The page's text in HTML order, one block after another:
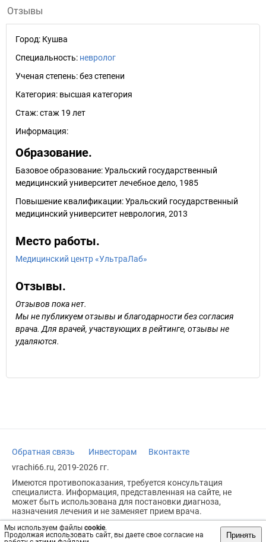
Мы используем файлы cookie.
Продолжая использовать сайт, вы даете свое согласие на
Принять
Отзывы
Город: Кушва
Специальность: невролог
Ученая степень:без степени
Категория: высшая категория
Стаж:стаж 19 лет
Информация:
Образование.
Базовое образование: Уральский государственный
медицинский университет лечебное дело, 1985
Повышение квалификации: Уральский государственный
медицинский университет неврология, 2013
Место работы.
Медицинский центр «УльтраЛаб»
Отзывы.
Отзывов пока нет.
Мы не публикуем отзывы и благодарности без согласия
врача. Для врачей, участвующих в рейтинге, отзывы не
удаляются.
Обратная связь Инвесторам
Вконтакте
vrachi66.ru, 2019-2026 гг.
Имеются противопоказания, требуется консультация
специалиста. Информация, представленная на сайте, не
может быть использована для постановки диагноза,
назначения лечения и не заменяет прием врача.
Возрастное ограничение: 18+